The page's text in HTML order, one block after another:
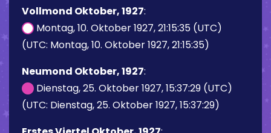
Vollmond Oktober, 1927:
Montag, 10. Oktober 1927, 21:15:35 (UTC)
(UTC: Montag, 10. Oktober 1927, 21:15:35)
Neumond Oktober, 1927:
Dienstag, 25. Oktober 1927, 15:37:29 (UTC)
(UTC: Dienstag, 25. Oktober 1927, 15:37:29)